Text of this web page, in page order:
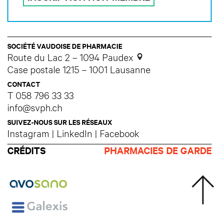
SOCIÉTÉ VAUDOISE DE PHARMACIE
Route du Lac 2 – 1094 Paudex
Case postale 1215 – 1001 Lausanne
CONTACT
T 058 796 33 33
info@svph.ch
SUIVEZ-NOUS SUR LES RÉSEAUX
Instagram | LinkedIn | Facebook
CRÉDITS PHARMACIES DE GARDE